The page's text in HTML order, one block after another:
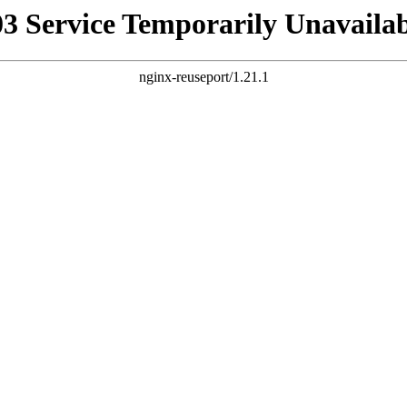
Service Temporarily
nginx-reuseport/1.21.1